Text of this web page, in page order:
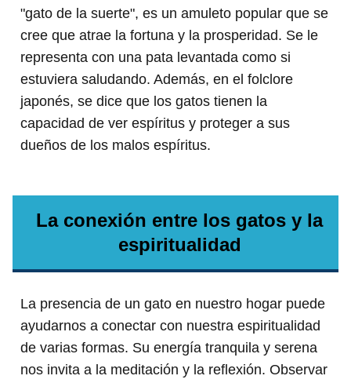
"gato de la suerte", es un amuleto popular que se
cree que atrae la fortuna y la prosperidad. Se le
representa con una pata levantada como si
estuviera saludando. Además, en el folclore
japonés, se dice que los gatos tienen la
capacidad de ver espíritus y proteger a sus
dueños de los malos espíritus.
La conexión entre los gatos y la
espiritualidad
La presencia de un gato en nuestro hogar puede
ayudarnos a conectar con nuestra espiritualidad
de varias formas. Su energía tranquila y serena
nos invita a la meditación y la reflexión. Observar